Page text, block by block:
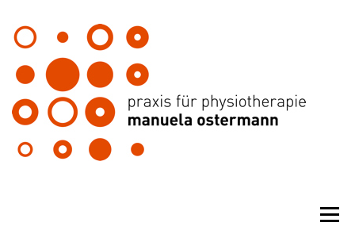
Inhalt
springen
Menü